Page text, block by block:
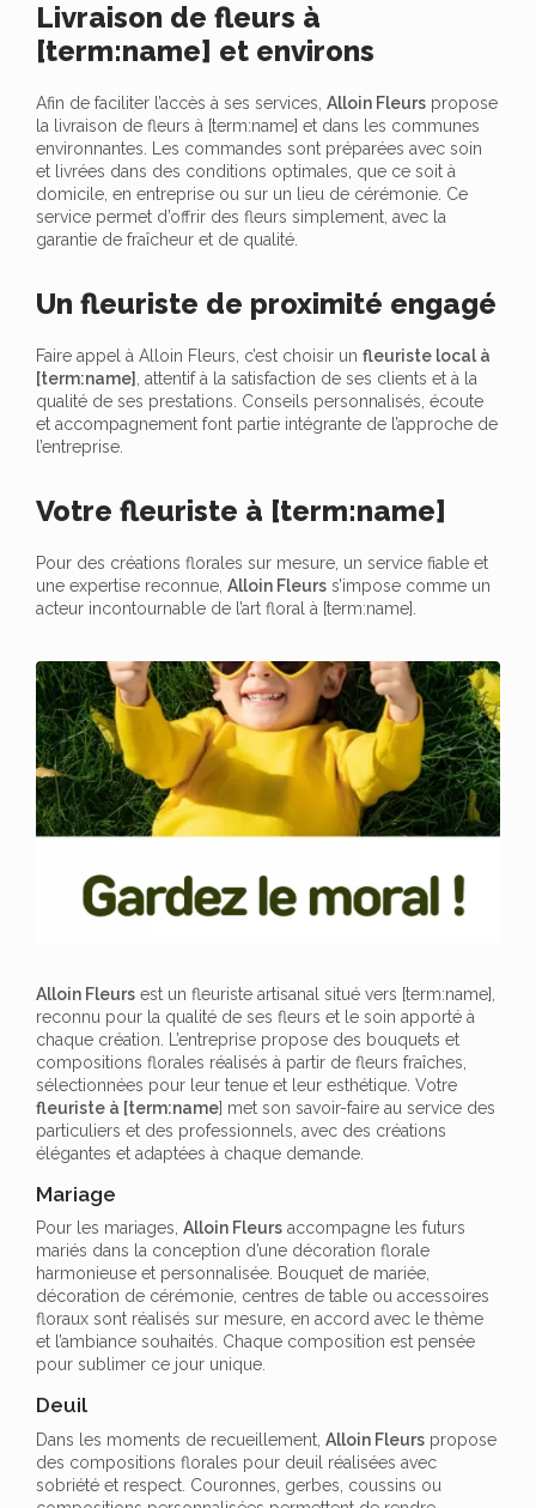
Livraison de fleurs à
[term:name] et environs
Afin de faciliter l’accès à ses services, Alloin Fleurs propose
la livraison de fleurs à [term:name] et dans les communes
environnantes. Les commandes sont préparées avec soin
et livrées dans des conditions optimales, que ce soit à
domicile, en entreprise ou sur un lieu de cérémonie. Ce
service permet d’offrir des fleurs simplement, avec la
garantie de fraîcheur et de qualité.
Un fleuriste de proximité engagé
Faire appel à Alloin Fleurs, c’est choisir un fleuriste local à
[term:name]
, attentif à la satisfaction de ses clients et à la
qualité de ses prestations. Conseils personnalisés, écoute
et accompagnement font partie intégrante de l’approche de
l’entreprise.
Votre fleuriste à [term:name]
Pour des créations florales sur mesure, un service fiable et
une expertise reconnue, Alloin Fleurs s’impose comme un
acteur incontournable de l’art floral à [term:name].
Alloin Fleurs est un fleuriste artisanal situé vers [term:name],
reconnu pour la qualité de ses fleurs et le soin apporté à
chaque création. L’entreprise propose des bouquets et
compositions florales réalisés à partir de fleurs fraîches,
sélectionnées pour leur tenue et leur esthétique. Votre
fleuriste à [term:name] met son savoir-faire au service des
particuliers et des professionnels, avec des créations
élégantes et adaptées à chaque demande.
Mariage
Pour les mariages, Alloin Fleurs accompagne les futurs
mariés dans la conception d’une décoration florale
harmonieuse et personnalisée. Bouquet de mariée,
décoration de cérémonie, centres de table ou accessoires
floraux sont réalisés sur mesure, en accord avec le thème
et l’ambiance souhaités. Chaque composition est pensée
pour sublimer ce jour unique.
Deuil
Dans les moments de recueillement, Alloin Fleurs propose
des compositions florales pour deuil réalisées avec
sobriété et respect. Couronnes, gerbes, coussins ou